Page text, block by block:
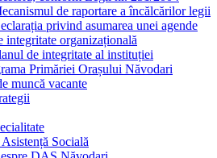
de raportare a încălcărilor legii
privind asumarea unei agende
integritate organizațională
de integritate al instituției
Primăriei Orașului Năvodari
muncă vacante
Socială